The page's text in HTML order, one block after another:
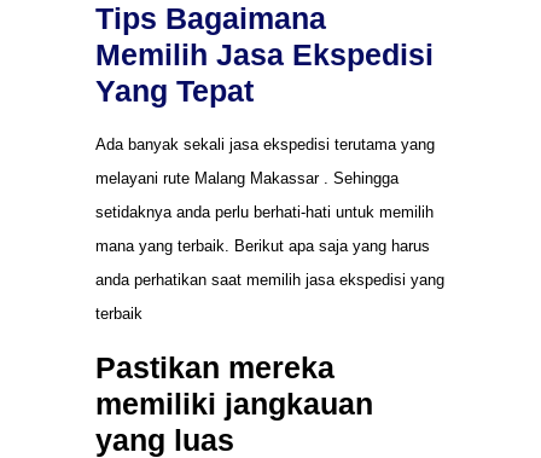
Tips Bagaimana
Memilih Jasa Ekspedisi
Yang Tepat
Ada banyak sekali jasa ekspedisi terutama yang
melayani rute Malang Makassar . Sehingga
setidaknya anda perlu berhati-hati untuk memilih
mana yang terbaik. Berikut apa saja yang harus
anda perhatikan saat memilih jasa ekspedisi yang
terbaik
Pastikan mereka
memiliki jangkauan
yang luas